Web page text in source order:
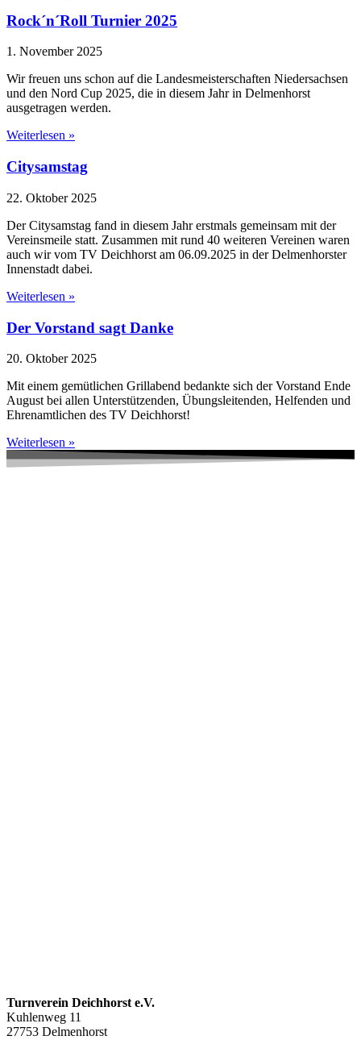
Rock´n´Roll Turnier 2025
1. November 2025
Wir freuen uns schon auf die Landesmeisterschaften Niedersachsen
und den Nord Cup 2025, die in diesem Jahr in Delmenhorst
ausgetragen werden.
Weiterlesen »
Citysamstag
22. Oktober 2025
Der Citysamstag fand in diesem Jahr erstmals gemeinsam mit der
Vereinsmeile statt. Zusammen mit rund 40 weiteren Vereinen waren
auch wir vom TV Deichhorst am 06.09.2025 in der Delmenhorster
Innenstadt dabei.
Weiterlesen »
Der Vorstand sagt Danke
20. Oktober 2025
Mit einem gemütlichen Grillabend bedankte sich der Vorstand Ende
August bei allen Unterstützenden, Übungsleitenden, Helfenden und
Ehrenamtlichen des TV Deichhorst!
Weiterlesen »
Turnverein Deichhorst e.V.
Kuhlenweg 11
27753 Delmenhorst